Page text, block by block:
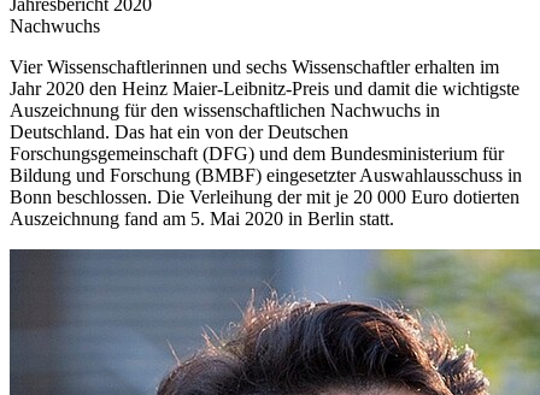
Jahresbericht 2020
Nachwuchs
Vier Wissenschaftlerinnen und sechs Wissenschaftler erhalten im
Jahr 2020 den Heinz Maier-Leibnitz-Preis und damit die wichtigste
Auszeichnung für den wissenschaftlichen Nachwuchs in
Deutschland. Das hat ein von der Deutschen
Forschungsgemeinschaft (DFG) und dem Bundesministerium für
Bildung und Forschung (BMBF) eingesetzter Auswahlausschuss in
Bonn beschlossen. Die Verleihung der mit je 20 000 Euro dotierten
Auszeichnung fand am 5. Mai 2020 in Berlin statt.